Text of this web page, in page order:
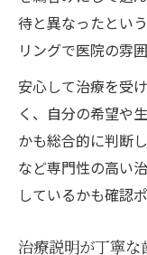
待と異なったとい
リングで医院の雰
安心して治療を受
く、自分の希望や
かも総合的に判断
など専門性の高い
しているかも確認
治療説明が丁寧